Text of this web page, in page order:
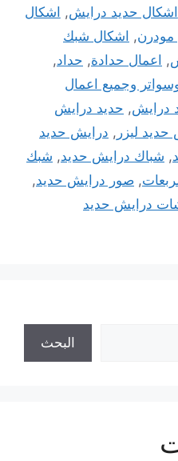
اشكال حديد درايش, اشكال
مودرن, اشكال شبك
, اعمال حدادة, حداد,
وجميع اعمال
درايش, حديد درايش
ليزر , درايش حديد
, شباك درايش حديد, شبك
, صور درايش حديد,
درايش حديد
البحث